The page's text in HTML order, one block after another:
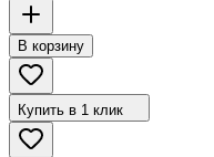
В корзину
Купить в 1 клик